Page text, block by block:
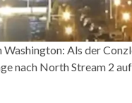
Als der
nach North Stream 2